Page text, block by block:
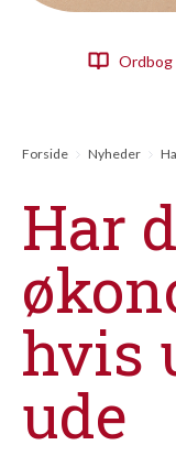
Ordbog
Forside Nyheder
Har
hvis
ude